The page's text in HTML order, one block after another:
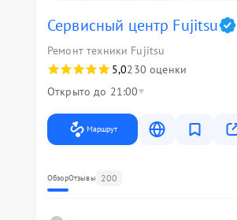
Сервисный центр Fujitsu
Ремонт техники Fujitsu
5,0230 оценки
Открыто до 21:00
Маршрут
ОбзорОтзывы 200